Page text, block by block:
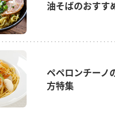
油そばのおすす
ペペロンチーノ
方特集